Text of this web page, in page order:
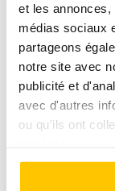
et les
médias sociaux
partageons
notre site avec
publicité et
avec d'autres
ou qu'ils ont